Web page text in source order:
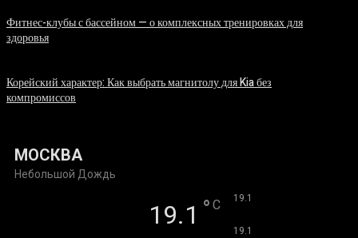
Фитнес-клубы с бассейном — о комплексных тренировках для
здоровья
Корейский характер: Как выбрать магнитолу для Kia без
компромиссов
МОСКВА
Небольшой Дождь
19.1 ° C 19.1
19.1